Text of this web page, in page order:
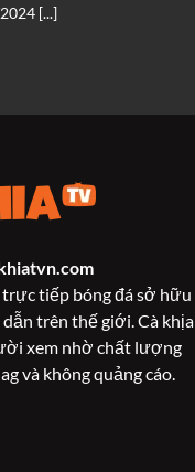
[...]
tiếp bóng đá sở hữu
trên thế giới. Cà khịa
xem nhờ chất lượng
và không quảng cáo.